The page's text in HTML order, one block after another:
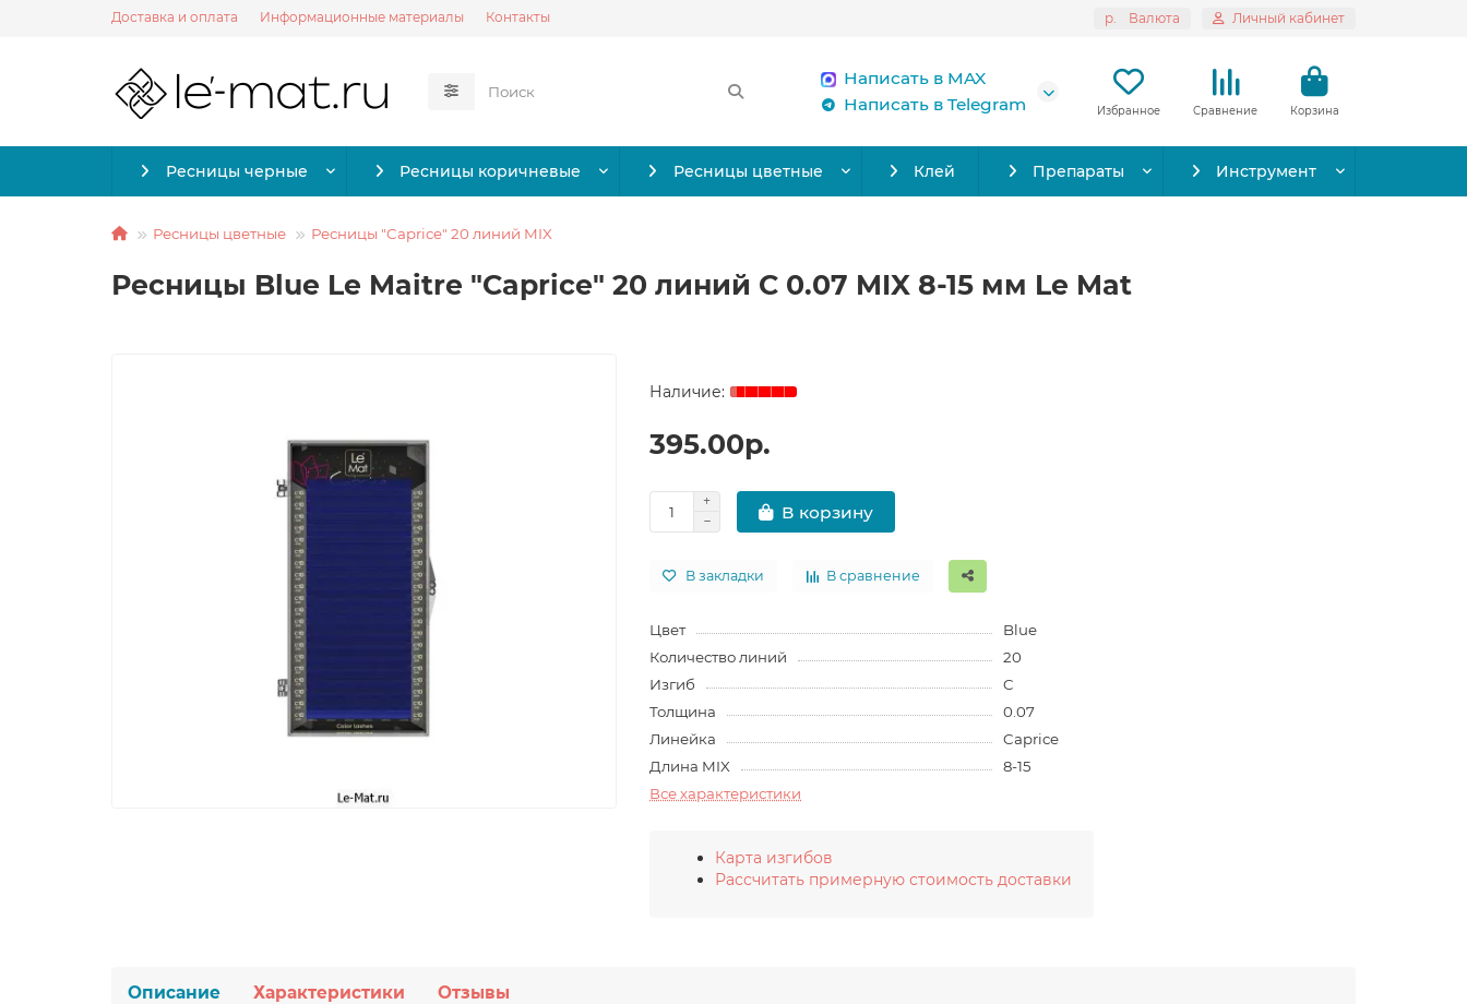
Доставка и оплата Информационные материалы Контакты р. Валюта Личный кабинет
Написать в MAX
Написать в Telegram
Избранное Сравнение Корзина
Ресницы черные Ресницы коричневые Ресницы цветные Клей Препараты Инструмент
Ресницы цветные Ресницы "Caprice" 20 линий MIX
Ресницы Blue Le Maitre "Caprice" 20 линий C 0.07 MIX 8-15 мм Le Mat
395.00р.
В корзину
В закладки В сравнение
Цвет
Blue
Количество линий
20
Изгиб
C
Толщина
0.07
Линейка
Caprice
Длина MIX
8-15
Все характеристики
Карта изгибов
Рассчитать примерную стоимость доставки
Описание Характеристики Отзывы